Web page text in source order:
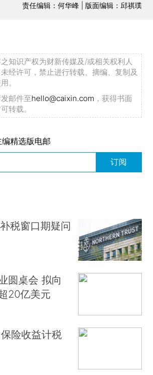
责任编辑：何华峰 | 版面编辑：邱祺璞
知识产权为财新传媒及/或相关权利人
经许可，禁止进行转载、摘编、复制及
。
邮件至hello@caixin.com ，获得书面
转载。
精选版电邮
订阅
税窗口期疑问
圆桌会 拟向
20亿美元
险收益计税